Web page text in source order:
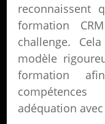
reconnaissent
formation
challenge.
modèle
formation
adéquation